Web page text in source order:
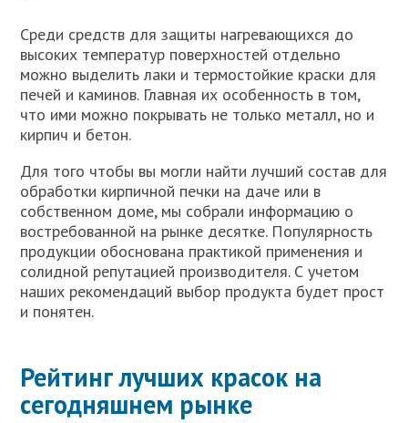
Среди средств для защиты нагревающихся до
высоких температур поверхностей отдельно
можно выделить лаки и термостойкие краски для
печей и каминов. Главная их особенность в том,
что ими можно покрывать не только металл, но и
кирпич и бетон.
Для того чтобы вы могли найти лучший состав для
обработки кирпичной печки на даче или в
собственном доме, мы собрали информацию о
востребованной на рынке десятке. Популярность
продукции обоснована практикой применения и
солидной репутацией производителя. С учетом
наших рекомендаций выбор продукта будет прост
и понятен.
Рейтинг лучших красок на
сегодняшнем рынке